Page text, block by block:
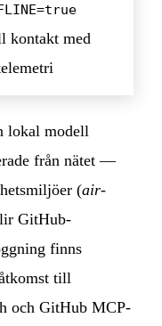
kontakt med
lokal modell
från nätet —
(air-
GitHub-
finns
till
och GitHub MCP-